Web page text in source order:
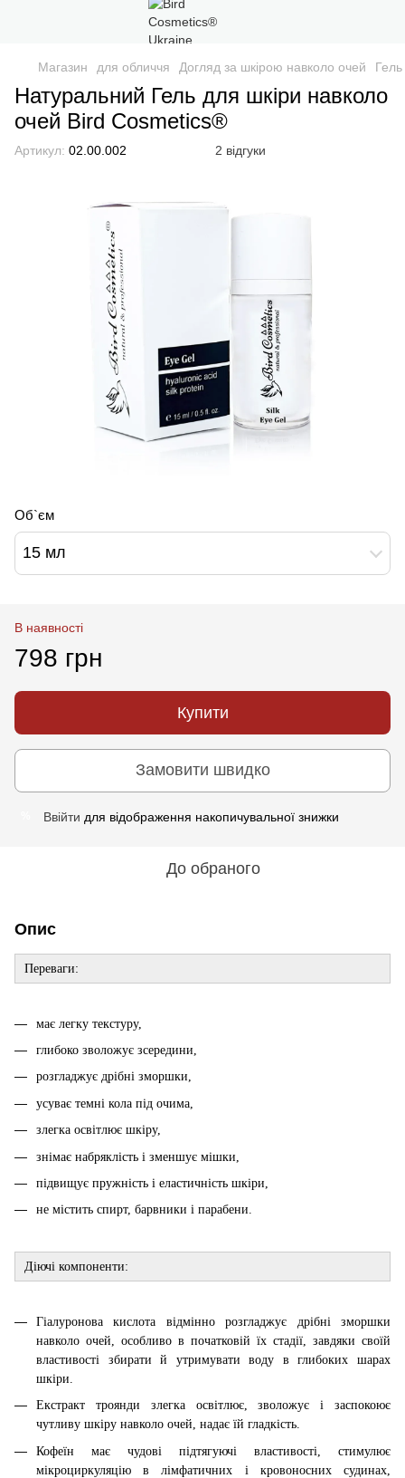
Магазин для обличчя Догляд за шкірою навколо очей
Натуральний Гель для шкіри навколо
очей Bird Cosmetics®
Артикул: 02.00.002 2 відгуки
Об`єм
15 мл
В наявності
798 грн
Купити
Замовити швидко
Ввійти для відображення накопичувальної знижки
До обраного
Опис
Переваги:
має легку текстуру,
глибоко зволожує зсередини,
розгладжує дрібні зморшки,
усуває темні кола під очима,
злегка освітлює шкіру,
знімає набряклість і зменшує мішки,
підвищує пружність і еластичність шкіри,
не містить спирт, барвники і парабени.
Діючі компоненти:
Гіалуронова кислота відмінно розгладжує дрібні зморшки
навколо очей, особливо в початковій їх стадії, завдяки своїй
властивості збирати й утримувати воду в глибоких шарах
шкіри.
Екстракт троянди злегка освітлює, зволожує і заспокоює
чутливу шкіру навколо очей, надає їй гладкість.
Кофеїн має чудові підтягуючі властивості, стимулює
мікроциркуляцію в лімфатичних і кровоносних судинах,